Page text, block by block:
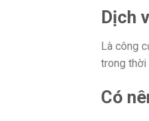
Dịch
Là công
trong thời
Có